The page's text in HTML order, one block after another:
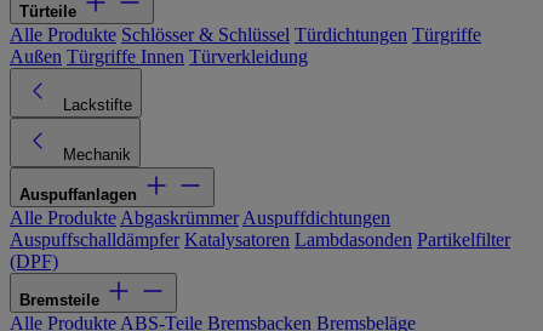
Türteile
Alle Produkte Schlösser & Schlüssel Türdichtungen Türgriffe
Außen Türgriffe Innen Türverkleidung
Lackstifte
Mechanik
Auspuffanlagen
Alle Produkte Abgaskrümmer Auspuffdichtungen
Auspuffschalldämpfer Katalysatoren Lambdasonden Partikelfilter
(DPF)
Bremsteile
Alle Produkte ABS-Teile Bremsbacken Bremsbeläge